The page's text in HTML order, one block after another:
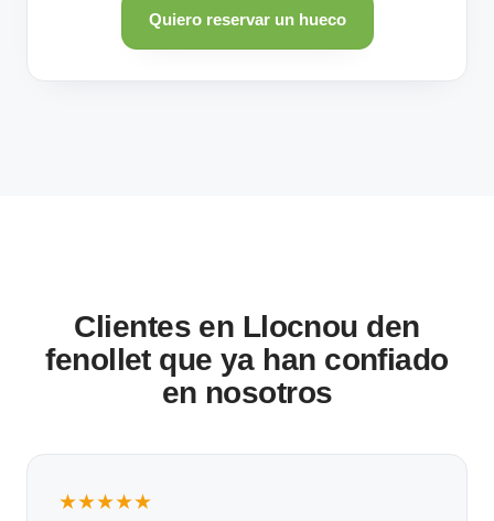
Quiero reservar un hueco
Clientes en Llocnou den
fenollet que ya han confiado
en nosotros
★★★★★